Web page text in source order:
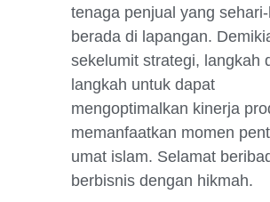
tenaga penjual yang
berada di lapangan.
sekelumit strategi, langkah
langkah untuk dapat
mengoptimalkan kinerja
memanfaatkan momen
umat islam. Selamat
berbisnis dengan hikmah.